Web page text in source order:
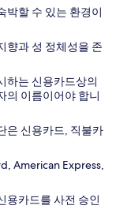
박할 수 있는 환경이
향과 성 정체성을 존
하는 신용카드상의
의 이름이어야 합니
은 신용카드, 직불카
American Express,
용카드를 사전 승인